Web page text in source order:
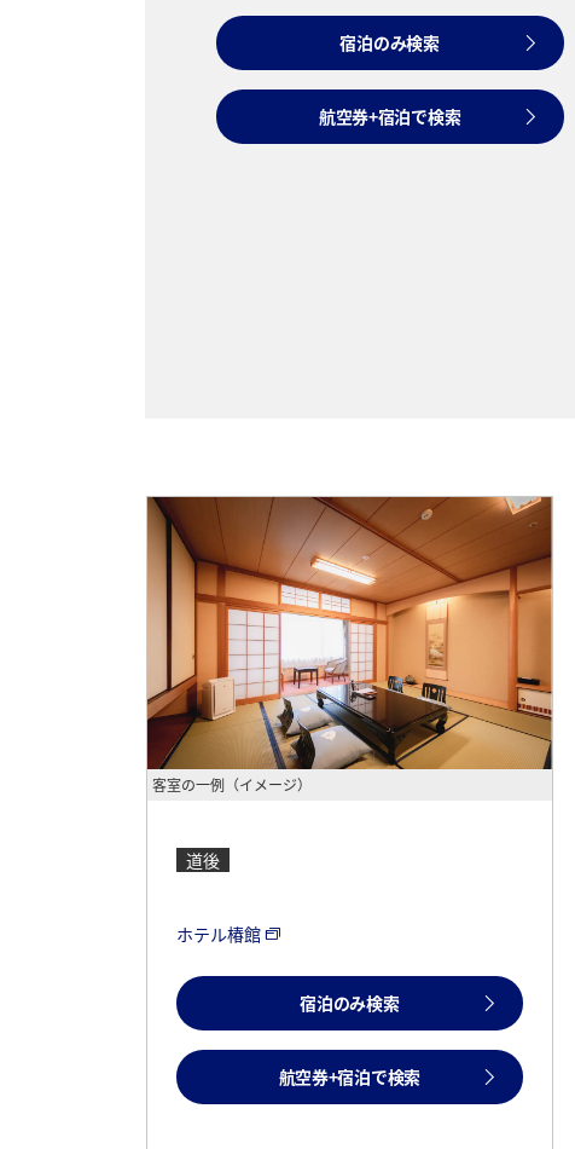
宿泊のみ検索
航空券+宿泊で検索
客室の一例（イメージ）
道後
ホテル椿館
宿泊のみ検索
航空券+宿泊で検索